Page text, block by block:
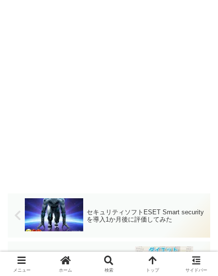
セキュリティソフトESET Smart security
を導入1か月後に評価してみた
ダイエットを絶対に成功させなければな
らない５つの理由
メニュー ホーム 検索 トップ サイドバー